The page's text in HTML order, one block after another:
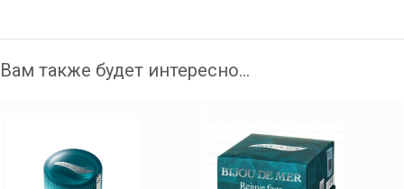
Вам также будет интересно…